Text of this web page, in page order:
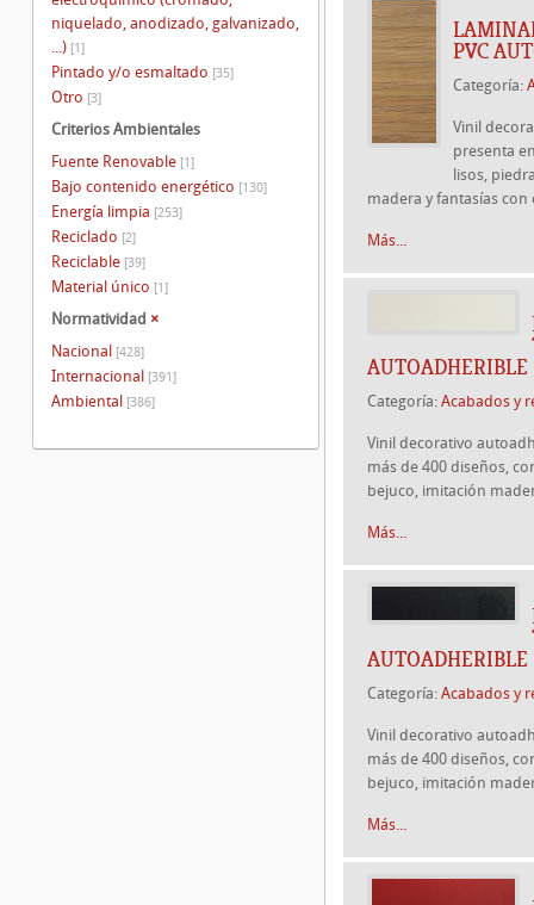
PVC
Categoría:
Vinil
presenta
lisos,
madera y fantasías con
Más...
AUTOADHERIBLE
Categoría: Acabados y
Vinil decorativo
más de 400 diseños,
bejuco, imitación
Más...
AUTOADHERIBLE
Categoría: Acabados y
Vinil decorativo
más de 400 diseños,
bejuco, imitación
Más...
niquelado, anodizado, galvanizado,
...) [1]
Pintado y/o esmaltado [35]
Otro [3]
Criterios Ambientales
Fuente Renovable [1]
Bajo contenido energético [130]
Energía limpia [253]
Reciclado [2]
Reciclable [39]
Material único [1]
Normatividad ×
Nacional [428]
Internacional [391]
Ambiental [386]